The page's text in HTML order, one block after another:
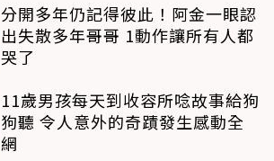
分開多年仍記得彼此！阿金一眼認
出失散多年哥哥 1動作讓所有人都
哭了
11歲男孩每天到收容所唸故事給狗
狗聽 令人意外的奇蹟發生感動全
網